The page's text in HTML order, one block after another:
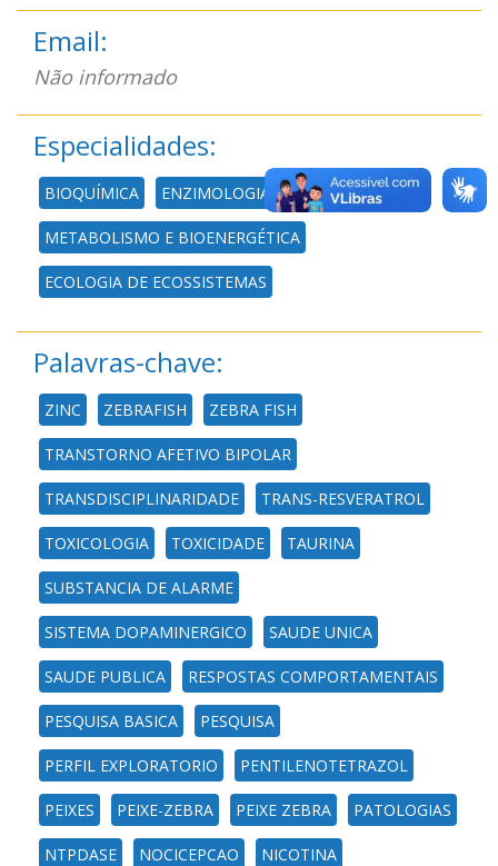
Email:
Não informado
Especialidades:
BIOQUÍMICA ENZIMOLOGIA
METABOLISMO E BIOENERGÉTICA
ECOLOGIA DE ECOSSISTEMAS
Palavras-chave:
ZINC ZEBRAFISH ZEBRA FISH
TRANSTORNO AFETIVO BIPOLAR
TRANSDISCIPLINARIDADE TRANS-RESVERATROL
TOXICOLOGIA TOXICIDADE TAURINA
SUBSTANCIA DE ALARME
SISTEMA DOPAMINERGICO SAUDE UNICA
SAUDE PUBLICA RESPOSTAS COMPORTAMENTAIS
PESQUISA BASICA PESQUISA
PERFIL EXPLORATORIO PENTILENOTETRAZOL
PEIXES PEIXE-ZEBRA PEIXE ZEBRA PATOLOGIAS
NTPDASE NOCICEPCAO NICOTINA